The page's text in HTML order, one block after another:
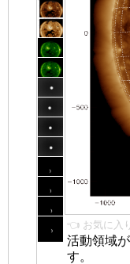
👈 お気に入
活動領域
す。